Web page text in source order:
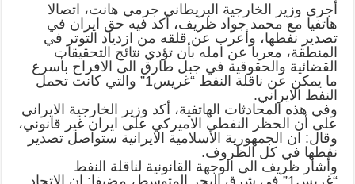
أجرى وزير الخارجية البريطاني جرمي هانت، اتصالا
هاتفيا مع محمد جواد ظريف، أكد فيه حق ايران في
تصدير نفطها، وأعرب عن قلقه من ازدياد التوتر في
المنطقة، معربا عن امله بأن تؤدي نتائج التحقيقات
القضائية والحقوقية في جبل طارق الى الافراج بأسرع
ما يمكن عن ناقلة النفط “غريس1” والتي كانت تحمل
النفط الايراني.
وفي هذه المحادثات الهاتفية، أكد وزير الخارجية الايراني
على أن الحظر النفطي الاميركي على ايران غير قانوني،
وقال: ان الجمهورية الاسلامية الايرانية ستواصل تصدير
نفطها في كل الظروف.
وأشار ظريف الى الوجهة القانونية لناقلة النفط
“غريس1” في شرق البحر المتوسط، مضيفا: ان الاتحاد